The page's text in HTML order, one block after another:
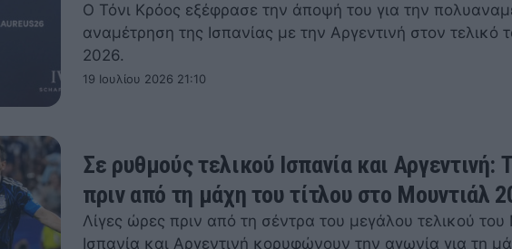
Ο Τόνι Κρόος εξέφρασε την άποψή του για την
αναμέτρηση της Ισπανίας με την Αργεντινή στον τελικό
2026.
19 Ιουλίου 2026 21:10
Σε ρυθμούς τελικού Ισπανία και Αργεντινή:
πριν από τη μάχη του τίτλου στο Μουντιάλ
Λίγες ώρες πριν από τη σέντρα του μεγάλου τελικού
Ισπανία και Αργεντινή κορυφώνουν την αγωνία για τη